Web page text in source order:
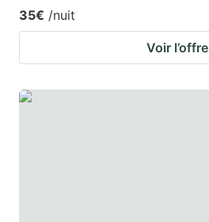
35€ /nuit
Voir l’offre